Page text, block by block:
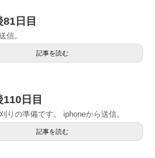
81日目
信。
記事を読む
110日目
りの準備です。 iphoneから送信。
記事を読む